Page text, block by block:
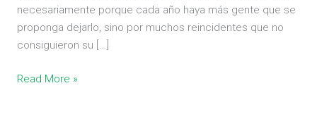
necesariamente porque cada año haya más gente que se
proponga dejarlo, sino por muchos reincidentes que no
consiguieron su […]
Read More »